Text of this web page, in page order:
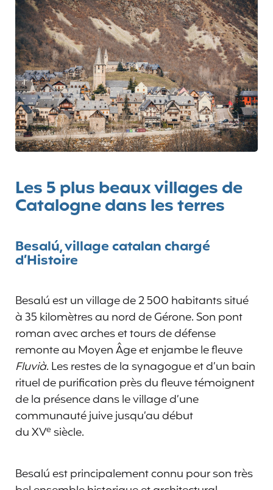
Les 5 plus beaux villages de
Catalogne dans les terres
Besalú, village catalan chargé
d’Histoire
Besalú est un village de 2 500 habitants situé
à 35 kilomètres au nord de Gérone. Son pont
roman avec arches et tours de défense
remonte au Moyen Âge et enjambe le fleuve
Fluvià. Les restes de la synagogue et d’un bain
rituel de purification près du fleuve témoignent
de la présence dans le village d’une
communauté juive jusqu’au début
du XVe siècle.
Besalú est principalement connu pour son très